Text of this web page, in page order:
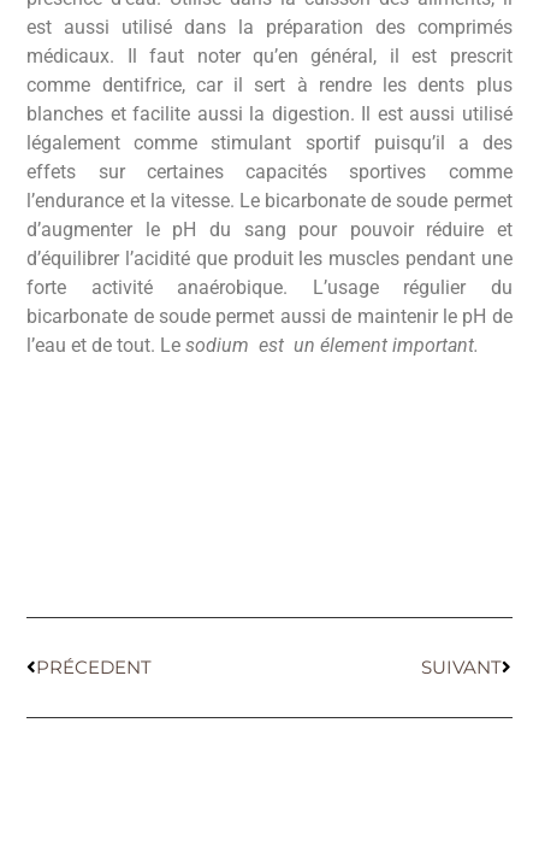
est aussi utilisé dans la préparation des comprimés
médicaux. Il faut noter qu’en général, il est prescrit
comme dentifrice, car il sert à rendre les dents plus
blanches et facilite aussi la digestion. Il est aussi utilisé
légalement comme stimulant sportif puisqu’il a des
effets sur certaines capacités sportives comme
l’endurance et la vitesse. Le bicarbonate de soude permet
d’augmenter le pH du sang pour pouvoir réduire et
d’équilibrer l’acidité que produit les muscles pendant une
forte activité anaérobique. L’usage régulier du
bicarbonate de soude permet aussi de maintenir le pH de
l’eau et de tout. Lesodium est un élement important.
PRÉCEDENT SUIVANT